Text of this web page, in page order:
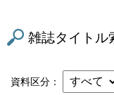
雑誌タイトル
資料区分